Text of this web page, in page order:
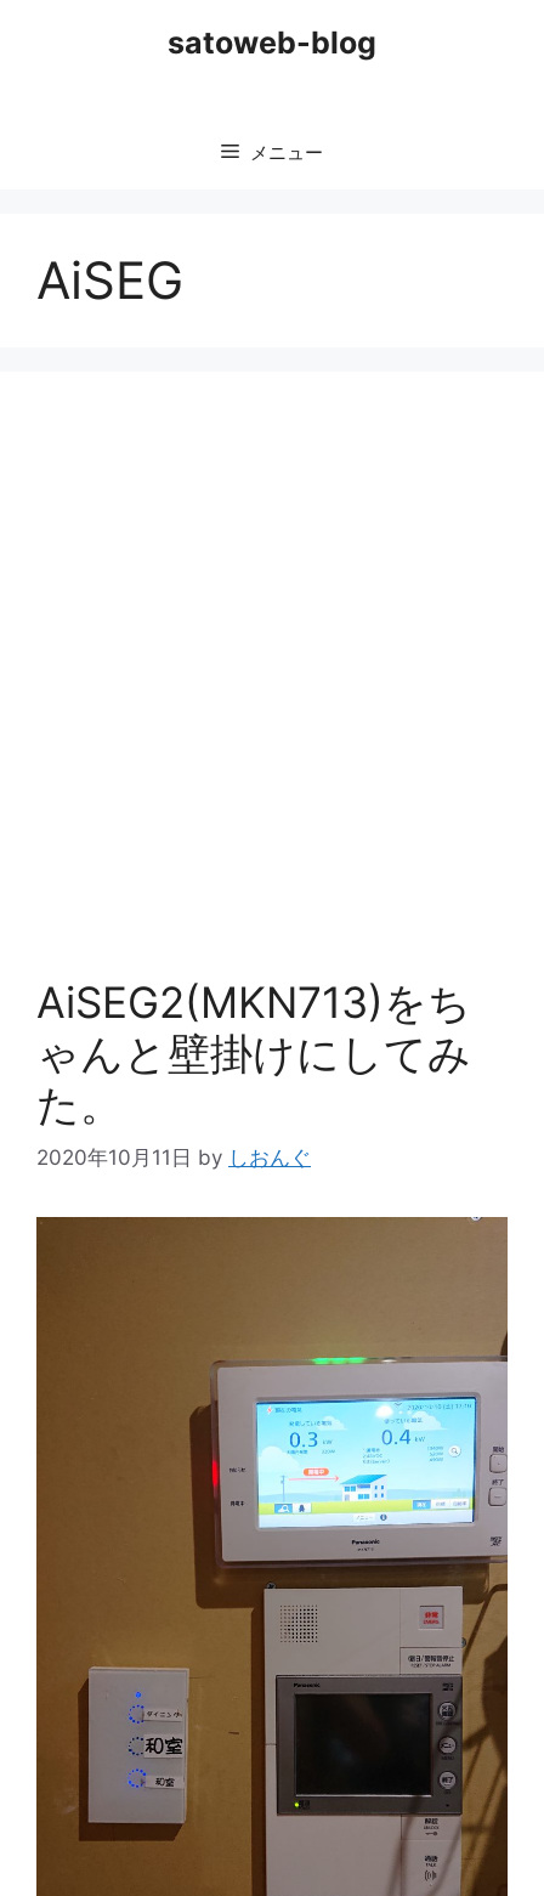
satoweb-blog
メニュー
AiSEG
AiSEG2(MKN713)をち
ゃんと壁掛けにしてみ
た。
2020年10月11日 by しおんぐ